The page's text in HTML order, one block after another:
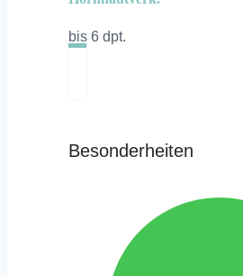
bis 6 dpt.
Besonderheiten